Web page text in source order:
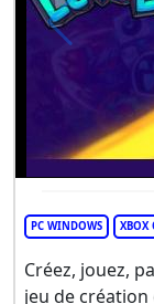
PC WINDOWS XBOX
Créez, jouez,
jeu de création